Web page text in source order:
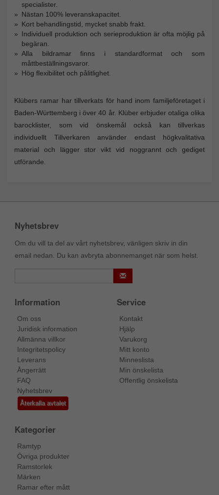
specialister.
Nästan 100% leveranskapacitet.
Kort behandlingstid, mycket snabb frakt.
Individuell produktion och serieproduktion är ofta möjlig på
begäran.
Alla bildramar finns i standardformat och som
måttbeställningsvaror.
Hög flexibilitet och pålitlighet.
Klübers ramar har tillverkats för hand inom familjeföretaget i
Baden-Württemberg i över 40 år. Klüber erbjuder otaliga olika
barocklister, som vid önskemål också kan tillverkas
individuellt Tillverkaren använder endast högkvalitativa
material och lägger stor vikt vid noggrannt och gediget
utförande.
Nyhetsbrev
Om du vill ta del av vårt nyhetsbrev, vänligen skriv in din
email nedan. Du kan avbryta abonnemanget när som helst.
Information
Om oss
Juridisk information
Allmänna villkor
Integritetspolicy
Leverans
Ångerrätt
FAQ
Nyhetsbrev
Återkalla avtalet
Service
Kontakt
Hjälp
Varukorg
Mitt konto
Minneslista
Min önskelista
Offentlig önskelista
Kategorier
Ramtyp
Övriga produkter
Ramstorlek
Märken
Ramar efter mått